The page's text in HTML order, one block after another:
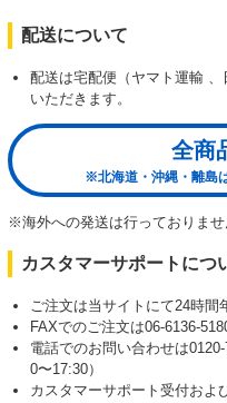
配送について
配送は宅配便（ヤマト運輸
いただきます。
全商
※北海道・沖縄・離島
※海外への発送は行っておりま
カスタマーサポートにつ
ご注文は当サイトにて24時間
FAXでのご注文は06-6136-
電話でのお問い合わせは
0〜17:30）
カスタマーサポート受付およ